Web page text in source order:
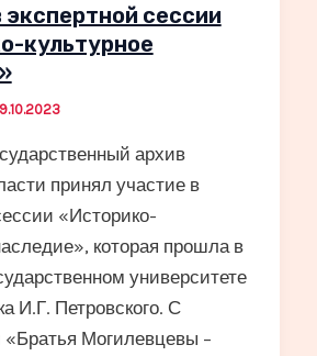
экспертной сессии
культурное
архив
принял участие в
«Историко-
которая прошла в
университете
И.Г. Петровского. С
Могилевцевы –